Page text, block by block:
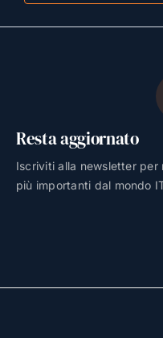
Resta aggiornato
Iscriviti alla newsletter
più importanti dal mondo